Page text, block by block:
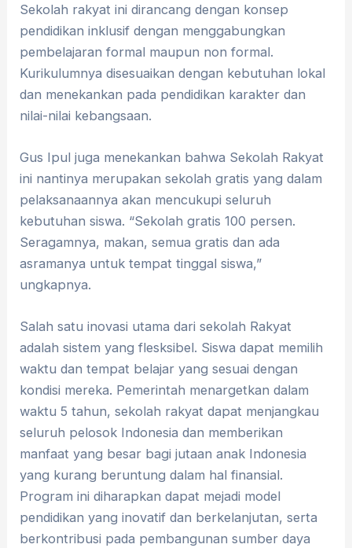
Sekolah rakyat ini dirancang dengan konsep
pendidikan inklusif dengan menggabungkan
pembelajaran formal maupun non formal.
Kurikulumnya disesuaikan dengan kebutuhan lokal
dan menekankan pada pendidikan karakter dan
nilai-nilai kebangsaan.
Gus Ipul juga menekankan bahwa Sekolah Rakyat
ini nantinya merupakan sekolah gratis yang dalam
pelaksanaannya akan mencukupi seluruh
kebutuhan siswa. “Sekolah gratis 100 persen.
Seragamnya, makan, semua gratis dan ada
asramanya untuk tempat tinggal siswa,”
ungkapnya.
Salah satu inovasi utama dari sekolah Rakyat
adalah sistem yang flesksibel. Siswa dapat memilih
waktu dan tempat belajar yang sesuai dengan
kondisi mereka. Pemerintah menargetkan dalam
waktu 5 tahun, sekolah rakyat dapat menjangkau
seluruh pelosok Indonesia dan memberikan
manfaat yang besar bagi jutaan anak Indonesia
yang kurang beruntung dalam hal finansial.
Program ini diharapkan dapat mejadi model
pendidikan yang inovatif dan berkelanjutan, serta
berkontribusi pada pembangunan sumber daya